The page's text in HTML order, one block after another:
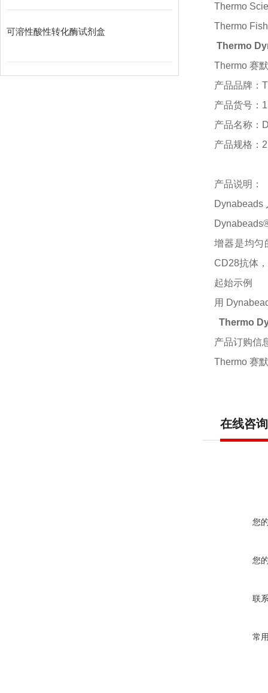
可溶性酸性转化酶试剂盒
Thermo
Thermo
Thermo
Thermo 赛
产品品牌：
产品货号：
产品名称：
产品规格：
产品说明：
Dynabeads
增器是均匀
CD28抗体
起始示例
用
Thermo
产品订购信
Thermo 赛
在线咨询
您
您
联
常